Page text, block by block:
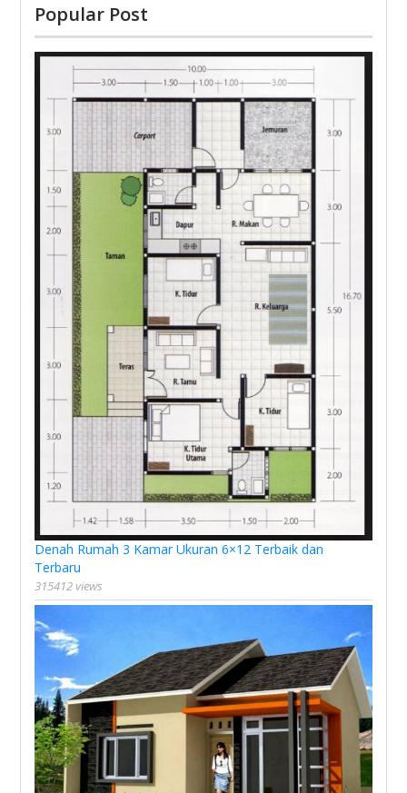
Popular Post
Denah Rumah 3 Kamar Ukuran 6×12 Terbaik dan
Terbaru
315412 views